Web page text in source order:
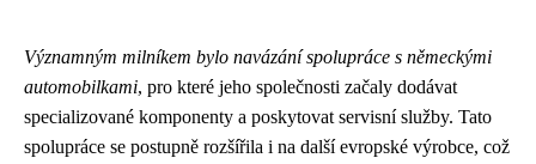
Významným milníkem bylo navázání spolupráce s německými
automobilkami, pro které jeho společnosti začaly dodávat
specializované komponenty a poskytovat servisní služby. Tato
spolupráce se postupně rozšířila i na další evropské výrobce, což